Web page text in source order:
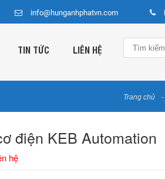
info@hunganhphatvn.com
TIN TỨC LIÊN HỆ
Trang chủ
điện KEB Automation
hệ